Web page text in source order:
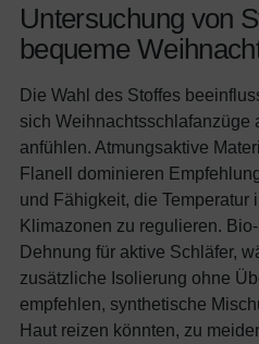
Untersuchung von
bequeme
Die Wahl des Stoffes
sich Weihnachtsschlafanzüge
anfühlen. Atmungsaktive
Flanell dominieren
und Fähigkeit, die Temperatur
Klimazonen zu regulieren.
Dehnung für aktive Schläfer,
zusätzliche Isolierung ohne
empfehlen, synthetische
Haut reizen könnten, zu